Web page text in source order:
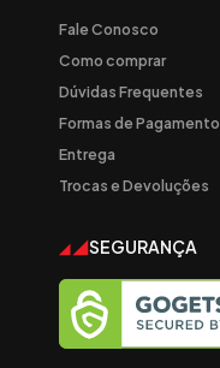
Fale Conosco
Como comprar
Dúvidas Frequentes
Formas de Pagamento
Entrega
Trocas e Devoluções
SEGURANÇA